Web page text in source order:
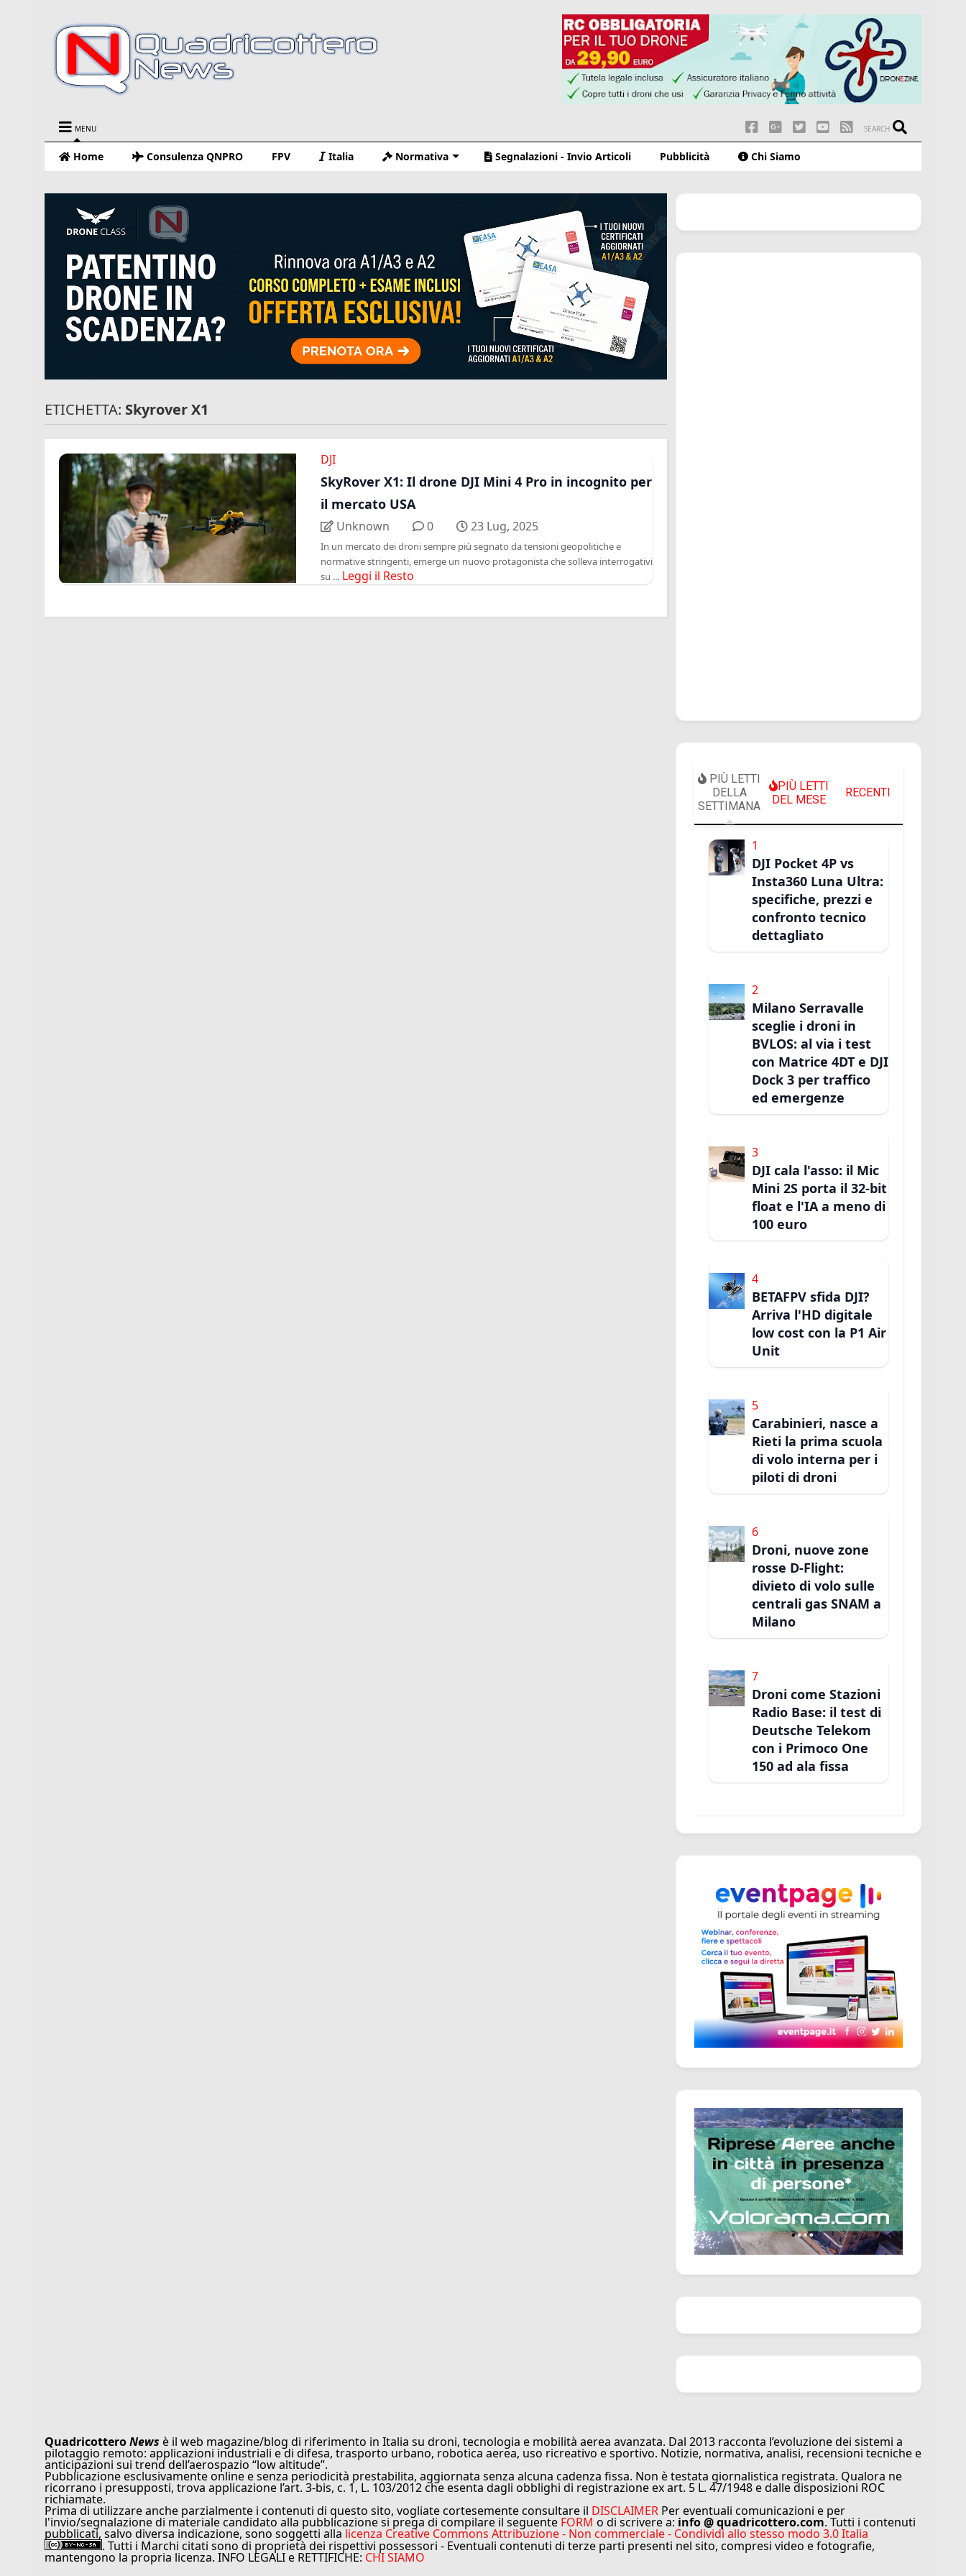
MENU SEARCH
Home Consulenza QNPRO FPV Italia Normativa Segnalazioni - Invio Articoli Pubblicità Chi Siamo
ETICHETTA: Skyrover X1
DJI
SkyRover X1: Il drone DJI Mini 4 Pro in incognito per
il mercato USA
Unknown 0 23 Lug, 2025
In un mercato dei droni sempre più segnato da tensioni geopolitiche e
normative stringenti, emerge un nuovo protagonista che solleva interrogativi
su ... Leggi il Resto
PIÙ LETTI
DELLA
SETTIMANA
PIÙ LETTI
DEL MESE
RECENTI
1
DJI Pocket 4P vs
Insta360 Luna Ultra:
specifiche, prezzi e
confronto tecnico
dettagliato
2
Milano Serravalle
sceglie i droni in
BVLOS: al via i test
con Matrice 4DT e DJI
Dock 3 per traffico
ed emergenze
3
DJI cala l'asso: il Mic
Mini 2S porta il 32-bit
float e l'IA a meno di
100 euro
4
BETAFPV sfida DJI?
Arriva l'HD digitale
low cost con la P1 Air
Unit
5
Carabinieri, nasce a
Rieti la prima scuola
di volo interna per i
piloti di droni
6
Droni, nuove zone
rosse D-Flight:
divieto di volo sulle
centrali gas SNAM a
Milano
7
Droni come Stazioni
Radio Base: il test di
Deutsche Telekom
con i Primoco One
150 ad ala fissa
QuadricotteroNews è il web magazine/blog di riferimento in Italia su droni, tecnologia e mobilità aerea avanzata. Dal 2013 racconta l’evoluzione dei sistemi a
pilotaggio remoto: applicazioni industriali e di difesa, trasporto urbano, robotica aerea, uso ricreativo e sportivo. Notizie, normativa, analisi, recensioni tecniche e
anticipazioni sui trend dell’aerospazio “low altitude”.
Pubblicazione esclusivamente online e senza periodicità prestabilita, aggiornata senza alcuna cadenza fissa. Non è testata giornalistica registrata. Qualora ne
ricorrano i presupposti, trova applicazione l’art. 3-bis, c. 1, L. 103/2012 che esenta dagli obblighi di registrazione ex art. 5 L. 47/1948 e dalle disposizioni ROC
richiamate.
Prima di utilizzare anche parzialmente i contenuti di questo sito, vogliate cortesemente consultare il DISCLAIMER Per eventuali comunicazioni e per
l'invio/segnalazione di materiale candidato alla pubblicazione si prega di compilare il seguente FORM o di scrivere a: info @ quadricottero.com. Tutti i contenuti
pubblicati, salvo diversa indicazione, sono soggetti alla licenza Creative Commons Attribuzione - Non commerciale - Condividi allo stesso modo 3.0 Italia
. Tutti i Marchi citati sono di proprietà dei rispettivi possessori - Eventuali contenuti di terze parti presenti nel sito, compresi video e fotografie,
mantengono la propria licenza. INFO LEGALI e RETTIFICHE: CHI SIAMO